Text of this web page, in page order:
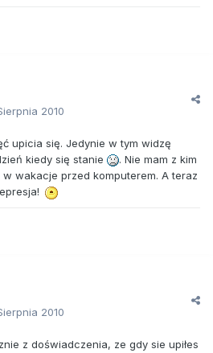
2010
upicia się. Jedynie w tym widzę
kiedy się stanie
. Nie mam z kim
wakacje przed komputerem. A teraz
2010
z doświadczenia, ze gdy sie upiłes